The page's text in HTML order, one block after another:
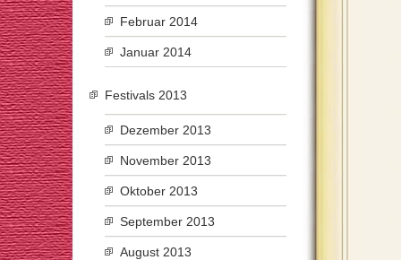
Februar 2014
Januar 2014
Festivals 2013
Dezember 2013
November 2013
Oktober 2013
September 2013
August 2013